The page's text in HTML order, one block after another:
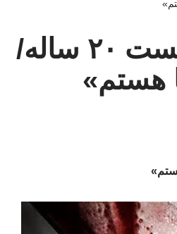
قتل مرد ۴۰ ساله به دست پسر مست ۲۰ ساله/
هستم»